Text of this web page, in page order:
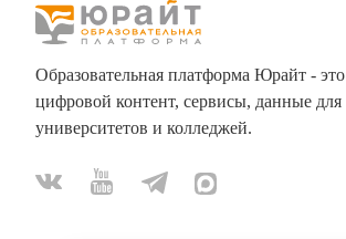
Образовательная платформа Юрайт - это
цифровой контент, сервисы, данные для
университетов и колледжей.